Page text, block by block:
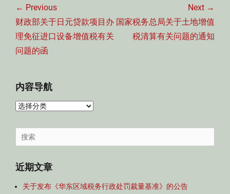
章
导
航
← Previous
Previous
post:
财政部关于日元贷款项目办
理免征进口设备增值税有关
问题的函
Next →
Next
国家税务总局关于土地增值
税清算有关问题的通知
内容导航
内
导
航
Search
for:
近期文章
关于发布《华东区域税务行政处罚裁量基准》的公告